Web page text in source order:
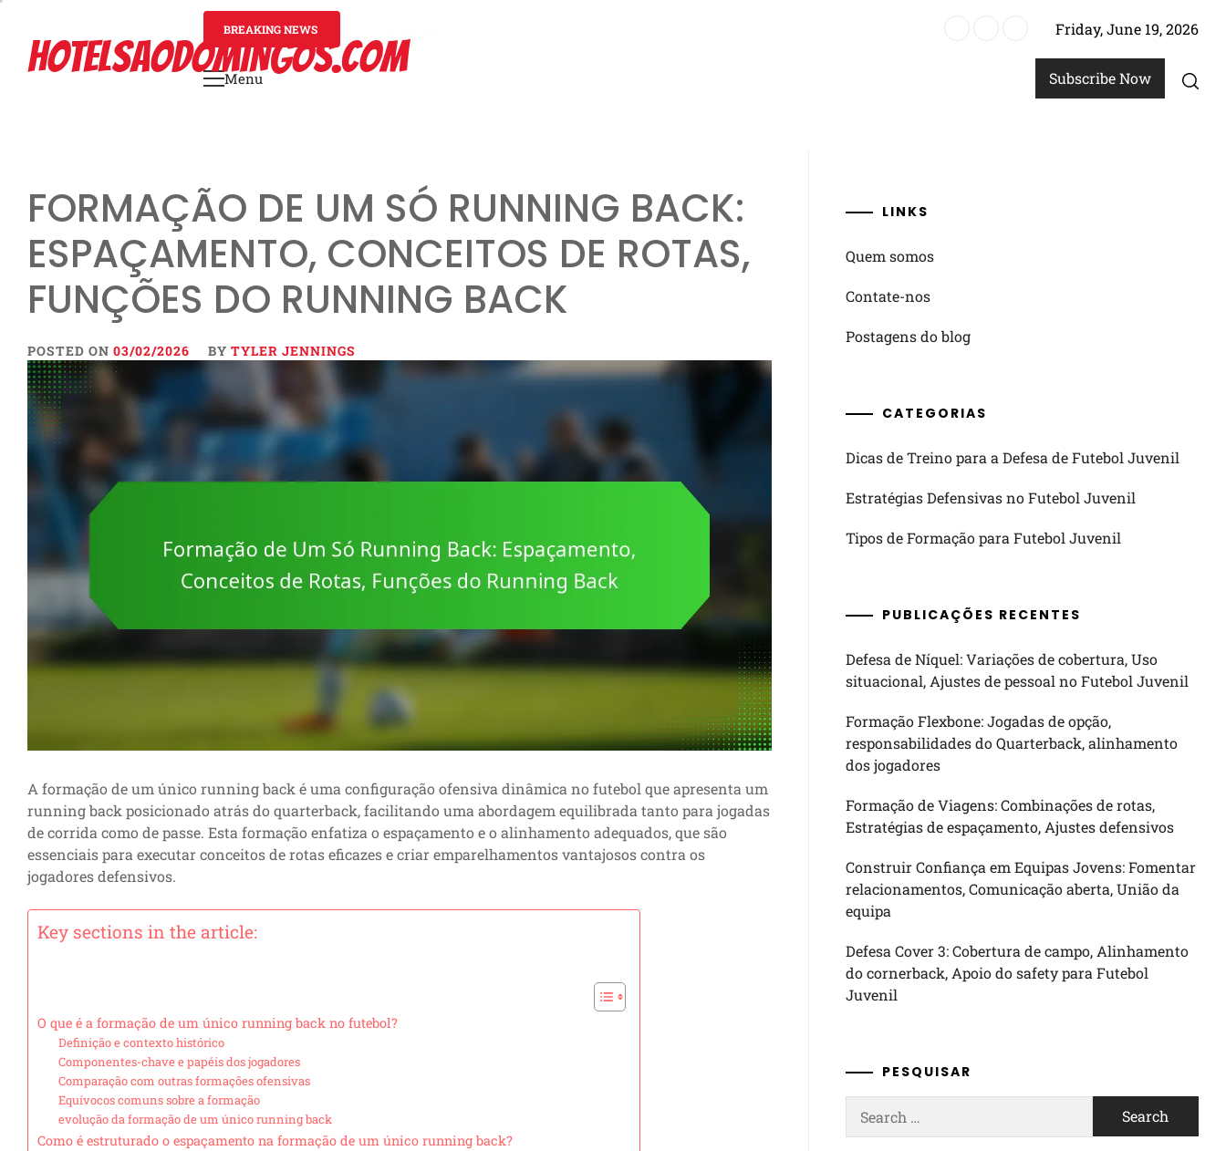
contentHOTELSAODOMINGOS.COM
BREAKING NEWS Friday, June 19, 2026
Primary
Menu Subscribe Now
FORMAÇÃO DE UM SÓ RUNNING BACK:
ESPAÇAMENTO, CONCEITOS DE ROTAS,
FUNÇÕES DO RUNNING BACK
POSTED ON 03/02/2026 BY TYLER JENNINGS
A formação de um único running back é uma configuração ofensiva dinâmica no futebol que apresenta um
running back posicionado atrás do quarterback, facilitando uma abordagem equilibrada tanto para jogadas
de corrida como de passe. Esta formação enfatiza o espaçamento e o alinhamento adequados, que são
essenciais para executar conceitos de rotas eficazes e criar emparelhamentos vantajosos contra os
jogadores defensivos.
Key sections in the article:
O que é a formação de um único running back no futebol?
Definição e contexto histórico
Componentes-chave e papéis dos jogadores
Comparação com outras formações ofensivas
Equívocos comuns sobre a formação
evolução da formação de um único running back
Como é estruturado o espaçamento na formação de um único running back?
LINKS
Quem somos
Contate-nos
Postagens do blog
CATEGORIAS
Dicas de Treino para a Defesa de Futebol Juvenil
Estratégias Defensivas no Futebol Juvenil
Tipos de Formação para Futebol Juvenil
PUBLICAÇÕES RECENTES
Defesa de Níquel: Variações de cobertura, Uso
situacional, Ajustes de pessoal no Futebol Juvenil
Formação Flexbone: Jogadas de opção,
responsabilidades do Quarterback, alinhamento
dos jogadores
Formação de Viagens: Combinações de rotas,
Estratégias de espaçamento, Ajustes defensivos
Construir Confiança em Equipas Jovens: Fomentar
relacionamentos, Comunicação aberta, União da
equipa
Defesa Cover 3: Cobertura de campo, Alinhamento
do cornerback, Apoio do safety para Futebol
Juvenil
PESQUISAR
for: